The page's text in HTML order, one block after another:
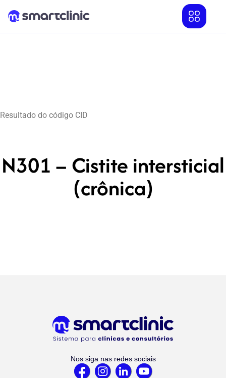
Resultado do código CID
N301 – Cistite intersticial
(crônica)
Nos siga nas redes sociais